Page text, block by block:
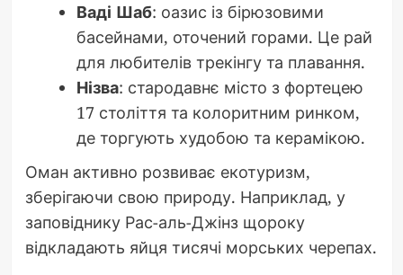
Ваді Шаб: оазис із бірюзовими
басейнами, оточений горами. Це рай
для любителів трекінгу та плавання.
Нізва: стародавнє місто з фортецею
17 століття та колоритним ринком,
де торгують худобою та керамікою.
Оман активно розвиває екотуризм,
зберігаючи свою природу. Наприклад, у
заповіднику Рас-аль-Джінз щороку
відкладають яйця тисячі морських черепах.